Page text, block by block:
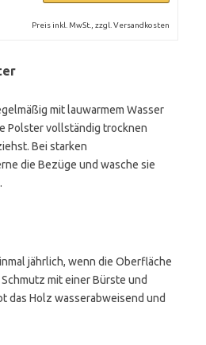
Preis inkl. MwSt., zzgl. Versandkosten
mit lauwarmem Wasser
Polster vollständig trocknen
Bei starken
die Bezüge und wasche sie
jährlich, wenn die Oberfläche
mit einer Bürste und
das Holz wasserabweisend und